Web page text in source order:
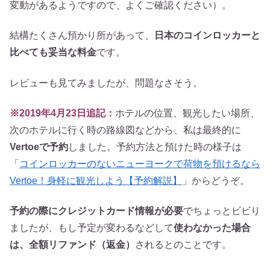
変動があるようですので、よくご確認ください）。
結構たくさん預かり所があって、
日本のコインロッカーと
比べても妥当な料金です。
レビューも見てみましたが、問題なさそう。
※2019年4月23日追記： ホテルの位置、観光したい場所、
次のホテルに行く時の路線図などから、私は最終的に
Vertoeで予約しました。予約方法と預けた時の様子は
「 コインロッカーのないニューヨークで荷物を預けるなら
Vertoe！身軽に観光しよう【予約解説】
」からどうぞ。
予約の際にクレジットカード情報が必要でちょっとビビり
ましたが、もし予定が変わるなどして使わなかった場合
は、全額リファンド（返金）
されるとのことです。